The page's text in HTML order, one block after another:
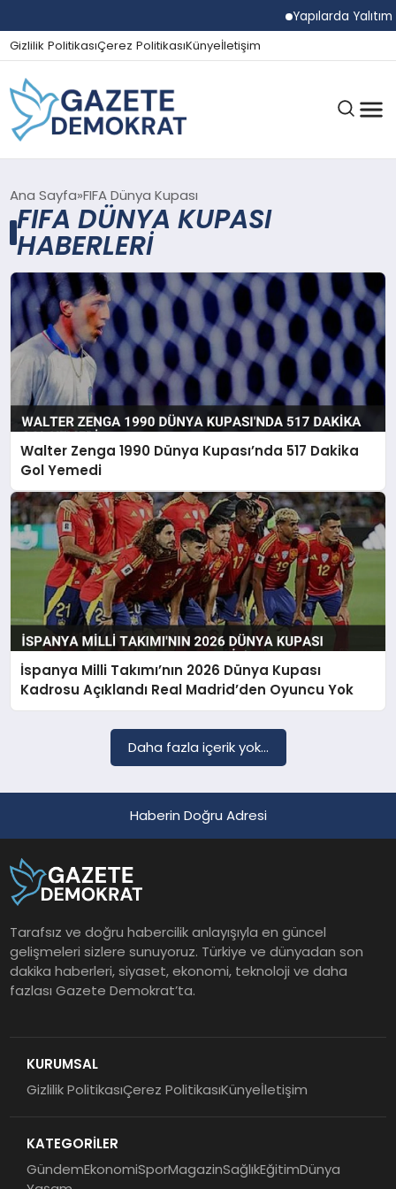
Yapılarda Yalıtım
Gizlilik PolitikasıÇerez PolitikasıKünyeİletişim
GÜNDEM
EKONOMI
SPOR
MAGAZIN
SAĞLIK
EĞITIM
DÜNYA
YAŞAM
Ana Sayfa FIFA Dünya Kupası
FIFA DÜNYA KUPASI
HABERLERI
Walter Zenga 1990 Dünya Kupası’nda 517 Dakika
Gol Yemedi
İspanya Milli Takımı’nın 2026 Dünya Kupası
Kadrosu Açıklandı Real Madrid’den Oyuncu Yok
Daha fazla içerik yok...
Haberin Doğru Adresi
Tarafsız ve doğru habercilik anlayışıyla en güncel
gelişmeleri sizlere sunuyoruz. Türkiye ve dünyadan son
dakika haberleri, siyaset, ekonomi, teknoloji ve daha
fazlası Gazete Demokrat’ta.
KURUMSAL
Gizlilik PolitikasıÇerez PolitikasıKünyeİletişim
KATEGORİLER
GündemEkonomiSporMagazinSağlıkEğitimDünya